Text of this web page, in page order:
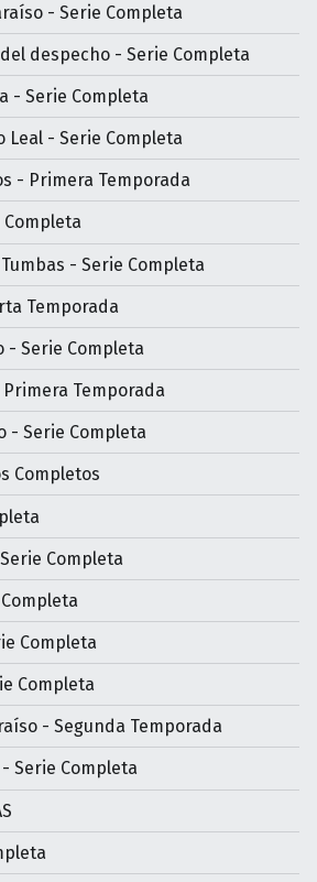
- Serie Completa
despecho - Serie Completa
- Serie Completa
Leal - Serie Completa
- Primera Temporada
Completa
- Serie Completa
Temporada
- Serie Completa
Temporada
- Serie Completa
Completos
Completa
Completa
Completa
- Segunda Temporada
Serie Completa